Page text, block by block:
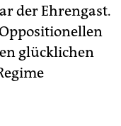
der Ehrengast.
glücklichen